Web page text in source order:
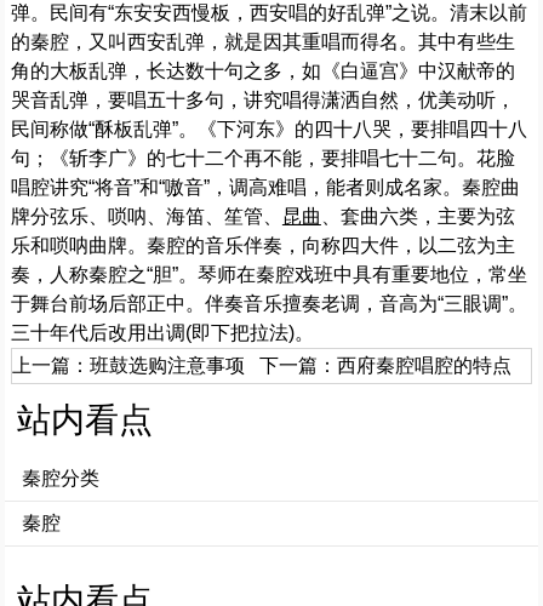
弹。民间有“东安安西慢板，西安唱的好乱弹”之说。清末以前
的秦腔，又叫西安乱弹，就是因其重唱而得名。其中有些生
角的大板乱弹，长达数十句之多，如《白逼宫》中汉献帝的
哭音乱弹，要唱五十多句，讲究唱得潇洒自然，优美动听，
民间称做“酥板乱弹”。《下河东》的四十八哭，要排唱四十八
句；《斩李广》的七十二个再不能，要排唱七十二句。花脸
唱腔讲究“将音”和“嗷音”，调高难唱，能者则成名家。秦腔曲
牌分弦乐、唢呐、海笛、笙管、 昆曲 、套曲六类，主要为弦
乐和唢呐曲牌。秦腔的音乐伴奏，向称四大件，以二弦为主
奏，人称秦腔之“胆”。琴师在秦腔戏班中具有重要地位，常坐
于舞台前场后部正中。伴奏音乐擅奏老调，音高为“三眼调”。
三十年代后改用出调(即下把拉法)。
上一篇：班鼓选购注意事项 下一篇： 西府秦腔唱腔的特点
站内看点
秦腔分类
秦腔